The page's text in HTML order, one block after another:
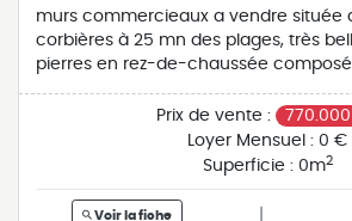
exposé sont disponibles sur le site
www.georisques.gouv.fr
murs commercieaux a vendre située
corbières à 25 mn des plages, très
pierres en rez-de-chaussée
accueillir jusqu'à 150 places. ce bien
logement de fonction très soigné
terrasse (actuellement loué mais qui
atypique. nous contacter pour plus
Prix de vente :
Loyer Mensuel : 0 €
Superficie : 0m2
Voir la fiche